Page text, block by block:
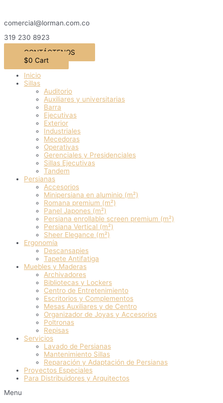
contenido
comercial@lorman.com.co
319 230 8923
CONTÁCTENOS
$0 Cart
Inicio
Sillas
Auditorio
Auxiliares y universitarias
Barra
Ejecutivas
Exterior
Industriales
Mecedoras
Operativas
Gerenciales y Presidenciales
Sillas Ejecutivas
Tandem
Persianas
Accesorios
Minipersiana en aluminio (m²)
Romana premium (m²)
Panel Japones (m²)
Persiana enrollable screen premium (m²)
Persiana Vertical (m²)
Sheer Elegance (m²)
Ergonomía
Descansapies
Tapete Antifatiga
Muebles y Maderas
Archivadores
Bibliotecas y Lockers
Centro de Entretenimiento
Escritorios y Complementos
Mesas Auxiliares y de Centro
Organizador de Joyas y Accesorios
Poltronas
Repisas
Servicios
Lavado de Persianas
Mantenimiento Sillas
Reparación y Adaptación de Persianas
Proyectos Especiales
Para Distribuidores y Arquitectos
Menu